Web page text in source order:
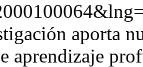
aporta
aprendizaje